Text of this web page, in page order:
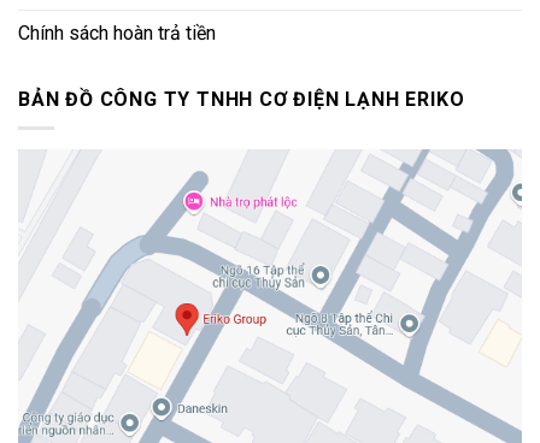
Chính sách hoàn trả tiền
BẢN ĐỒ CÔNG TY TNHH CƠ ĐIỆN LẠNH ERIKO